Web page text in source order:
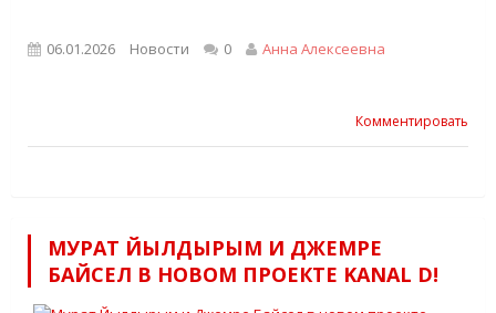
06.01.2026 Новости 0 Анна Алексеевна
Комментировать
МУРАТ ЙЫЛДЫРЫМ И ДЖЕМРЕ
БАЙСЕЛ В НОВОМ ПРОЕКТЕ KANAL D!